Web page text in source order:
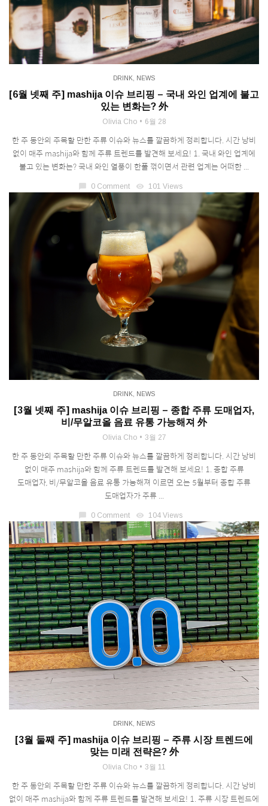
DRINK NEWS
[6월 넷째 주] mashija 이슈 브리핑 – 국내 와인 업계에 불고
있는 변화는? 外
Olivia Cho 6월 28
한 주 동안의 주목할 만한 주류 이슈와 뉴스를 깔끔하게 정리합니다. 시간 낭비
없이 매주 mashija와 함께 주류 트렌드를 발견해 보세요! 1. 국내 와인 업계에
불고 있는 변화는? 국내 와인 열풍이 한풀 꺾이면서 관련 업계는 어떠한 ...
0 Comment visibility 101 Views
DRINK NEWS
[3월 넷째 주] mashija 이슈 브리핑 – 종합 주류 도매업자,
비/무알코올 음료 유통 가능해져 外
Olivia Cho 3월 27
한 주 동안의 주목할 만한 주류 이슈와 뉴스를 깔끔하게 정리합니다. 시간 낭비
없이 매주 mashija와 함께 주류 트렌드를 발견해 보세요! 1. 종합 주류
도매업자, 비/무알코올 음료 유통 가능해져 이르면 오는 5월부터 종합 주류
도매업자가 주류 ...
chat_bubble 0 Comment visibility 104 Views
DRINK NEWS
[3월 둘째 주] mashija 이슈 브리핑 – 주류 시장 트렌드에
맞는 미래 전략은? 外
Olivia Cho 3월 11
한 주 동안의 주목할 만한 주류 이슈와 뉴스를 깔끔하게 정리합니다. 시간 낭비
없이 매주 mashija와 함께 주류 트렌드를 발견해 보세요! 1. 주류 시장 트렌드에